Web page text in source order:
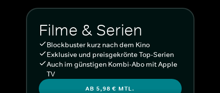
Filme & Serien
Blockbuster kurz nach dem Kino
Exklusive und preisgekrönte Top-Serien
Auch im günstigen Kombi-Abo mit Apple
TV
AB 5,98 € MTL.